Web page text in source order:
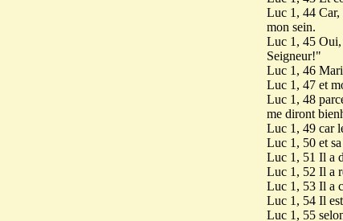
Luc 1, 44 Car,
mon sein.
Luc 1, 45 Oui,
Seigneur!"
Luc 1, 46
Luc 1, 47 et
Luc 1, 48
me diront
Luc 1, 49 car
Luc 1, 50 et
Luc 1, 51 Il a
Luc 1, 52 Il a
Luc 1, 53 Il a
Luc 1, 54 Il
Luc 1, 55